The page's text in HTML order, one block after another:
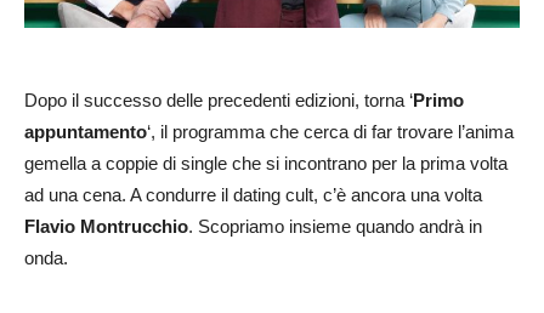
Dopo il successo delle precedenti edizioni, torna ‘Primo
appuntamento‘, il programma che cerca di far trovare l’anima
gemella a coppie di single che si incontrano per la prima volta
ad una cena. A condurre il dating cult, c’è ancora una volta
Flavio Montrucchio. Scopriamo insieme quando andrà in
onda.